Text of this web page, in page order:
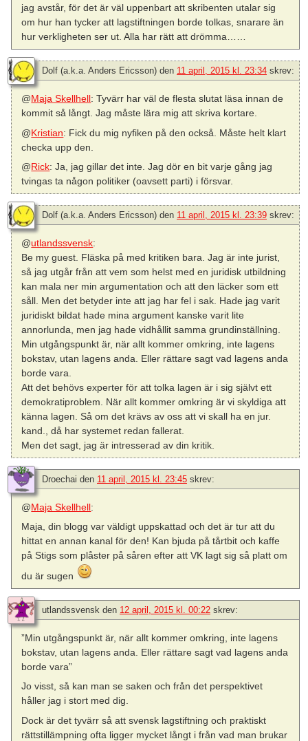
jag avstår, för det är väl uppenbart att skribenten utalar sig
om hur han tycker att lagstiftningen borde tolkas, snarare än
hur verkligheten ser ut. Alla har rätt att drömma……
Dolf (a.k.a. Anders Ericsson) den 11 april, 2015 kl. 23:34 skrev:
@Maja Skellhell: Tyvärr har väl de flesta slutat läsa innan de
kommit så långt. Jag måste lära mig att skriva kortare.
@Kristian: Fick du mig nyfiken på den också. Måste helt klart
checka upp den.
@Rick: Ja, jag gillar det inte. Jag dör en bit varje gång jag
tvingas ta någon politiker (oavsett parti) i försvar.
Dolf (a.k.a. Anders Ericsson) den 11 april, 2015 kl. 23:39 skrev:
@utlandssvensk:
Be my guest. Fläska på med kritiken bara. Jag är inte jurist,
så jag utgår från att vem som helst med en juridisk utbildning
kan mala ner min argumentation och att den läcker som ett
såll. Men det betyder inte att jag har fel i sak. Hade jag varit
juridiskt bildat hade mina argument kanske varit lite
annorlunda, men jag hade vidhållit samma grundinställning.
Min utgångspunkt är, när allt kommer omkring, inte lagens
bokstav, utan lagens anda. Eller rättare sagt vad lagens anda
borde vara.
Att det behövs experter för att tolka lagen är i sig självt ett
demokratiproblem. När allt kommer omkring är vi skyldiga att
känna lagen. Så om det krävs av oss att vi skall ha en jur.
kand., då har systemet redan fallerat.
Men det sagt, jag är intresserad av din kritik.
Droechai den 11 april, 2015 kl. 23:45 skrev:
@Maja Skellhell:
Maja, din blogg var väldigt uppskattad och det är tur att du
hittat en annan kanal för den! Kan bjuda på tårtbit och kaffe
på Stigs som plåster på såren efter att VK lagt sig så platt om
du är sugen
utlandssvensk den 12 april, 2015 kl. 00:22 skrev:
”Min utgångspunkt är, när allt kommer omkring, inte lagens
bokstav, utan lagens anda. Eller rättare sagt vad lagens anda
borde vara”
Jo visst, så kan man se saken och från det perspektivet
håller jag i stort med dig.
Dock är det tyvärr så att svensk lagstiftning och praktiskt
rättstillämpning ofta ligger mycket långt i från vad man brukar